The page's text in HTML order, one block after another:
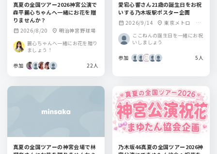
真夏の全国ツアー2026神宮公演で
森平麗心ちゃんへ一緒にお花を贈
りませんか？
calendar_month 2026/8/20 location_on 明治神宮野球場
麗心ちゃんへ一緒にお花を贈り
ましょう！
参加 22人
愛宕心響さん21歳の誕生日をお祝
いする乃木坂駅ポスター企画
calendar_month 2026/9/14 location_on 東京メトロ 乃
ここねんの誕生日を一緒にお祝
いしましょう
参加 5人
真夏の全国ツアーの神宮会場で林
乃木坂46真夏の全国ツアー2026神